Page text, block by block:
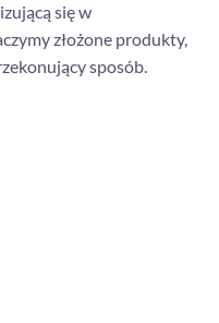
się w
złożone produkty,
sposób.